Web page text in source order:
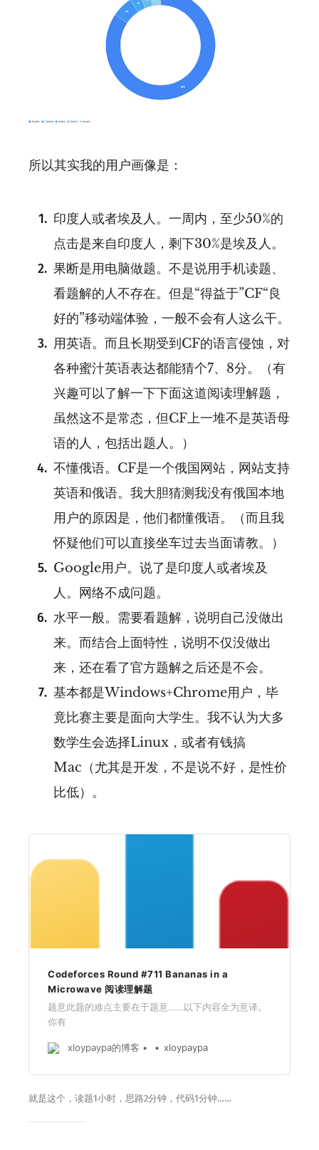
所以其实我的用户画像是：
印度人或者埃及人。一周内，至少50%的
点击是来自印度人，剩下30%是埃及人。
果断是用电脑做题。不是说用手机读题、
看题解的人不存在。但是“得益于”CF“良
好的”移动端体验，一般不会有人这么干。
用英语。而且长期受到CF的语言侵蚀，对
各种蜜汁英语表达都能猜个7、8分。（有
兴趣可以了解一下下面这道阅读理解题，
虽然这不是常态，但CF上一堆不是英语母
语的人，包括出题人。）
不懂俄语。CF是一个俄国网站，网站支持
英语和俄语。我大胆猜测我没有俄国本地
用户的原因是，他们都懂俄语。（而且我
怀疑他们可以直接坐车过去当面请教。）
Google用户。说了是印度人或者埃及
人。网络不成问题。
水平一般。需要看题解，说明自己没做出
来。而结合上面特性，说明不仅没做出
来，还在看了官方题解之后还是不会。
基本都是Windows+Chrome用户，毕
竟比赛主要是面向大学生。我不认为大多
数学生会选择Linux，或者有钱搞
Mac（尤其是开发，不是说不好，是性价
比低）。
Codeforces Round #711 Bananas in a
Microwave 阅读理解题
题意此题的难点主要在于题意……以下内容全为意译。
你有
可能被操作的时间。（其中假设有一根0号香蕉，已经
xloypaypa的博客 xloypaypa
就是这个，读题1小时，思路2分钟，代码1分钟……